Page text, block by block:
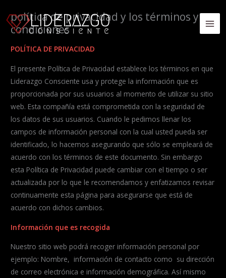
contenido
política de privacidad y los términos y
condiciones
POLÍTICA DE PRIVACIDAD
El presente Política de Privacidad establece los términos en que
Liderazgo Consciente usa y protege la información que es
proporcionada por sus usuarios al momento de utilizar su sitio
web. Esta compañía está comprometida con la seguridad de
los datos de sus usuarios. Cuando le pedimos llenar los
campos de información personal con la cual usted pueda ser
identificado, lo hacemos asegurando que sólo se empleará de
acuerdo con los términos de este documento. Sin embargo
esta Política de Privacidad puede cambiar con el tiempo o ser
actualizada por lo que le recomendamos y enfatizamos revisar
continuamente esta página para asegurarse que está de
acuerdo con dichos cambios.
Información que es recogida
Nuestro sitio web podrá recoger información personal por
ejemplo: Nombre, información de contacto como su dirección
de correo electrónica e información demográfica. Así mismo